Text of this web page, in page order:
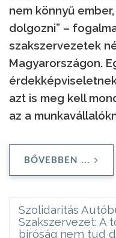
nem könnyű
dolgozni” –
szakszervezetek
Magyarországon.
azt is meg kell
az a
BŐVEBBEN ...
Szolidaritás
Szakszervezet: A
bíróság nem tud